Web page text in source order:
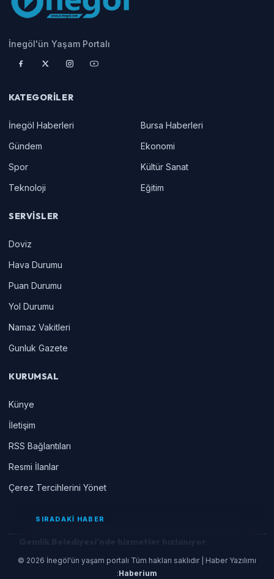
İnegöl'ün Yaşam Portalı
KATEGORILER
İnegöl Haberleri
Bursa Haberleri
Gündem
Ekonomi
Spor
Kültür Sanat
Teknoloji
Eğitim
SERVISLER
Doviz
Hava Durumu
Puan Durumu
Yol Durumu
Namaz Vakitleri
Gunluk Gazete
KURUMSAL
Künye
İletişim
RSS Bağlantıları
Resmi İlanlar
Çerez Tercihlerini Yönet
© 2026 İnegöl'ün yaşam portalı Tüm hakları saklıdır | Haber Yazılımı
:Haberium
SIRADAKİ HABER